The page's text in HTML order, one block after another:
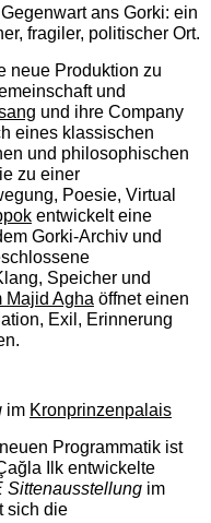
ans Gorki: ein
fragiler, politischer Ort.
neue Produktion zu
und
und ihre Company
eines klassischen
und philosophischen
zu einer
Poesie, Virtual
entwickelt eine
Gorki-Archiv und
Speicher und
Majid Aghaöffnet einen
Exil, Erinnerung
im Kronprinzenpalais
Programmatik ist
Ilk entwickelte
Sittenausstellungim
sich die